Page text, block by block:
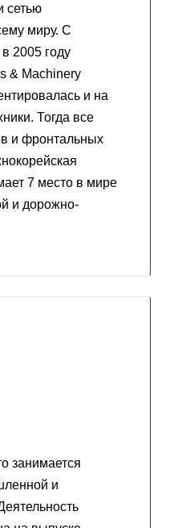
сетью
миру. С
2005 году
& Machinery
и на
Тогда все
и фронтальных
7 место в мире
и дорожно-
занимается
и